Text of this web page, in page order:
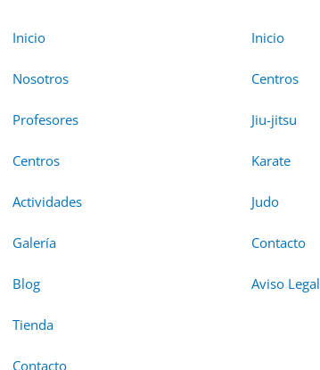
Inicio
Nosotros
Profesores
Centros
Actividades
Galería
Blog
Tienda
Contacto
Inicio
Centros
Jiu-jitsu
Karate
Judo
Contacto
Aviso Legal